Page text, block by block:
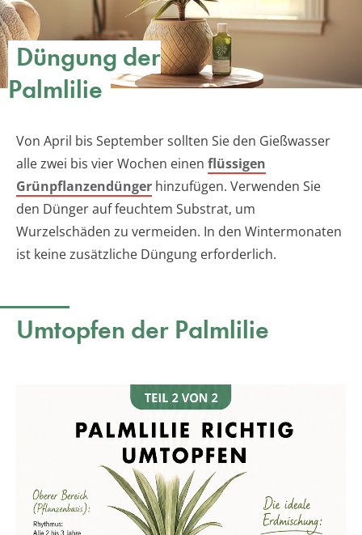
Düngung der
Palmlilie
Von April bis September sollten Sie den Gießwasser
alle zwei bis vier Wochen einen flüssigen
Grünpflanzendünger hinzufügen. Verwenden Sie
den Dünger auf feuchtem Substrat, um
Wurzelschäden zu vermeiden. In den Wintermonaten
ist keine zusätzliche Düngung erforderlich.
Umtopfen der Palmlilie